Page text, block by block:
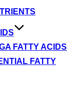
FATTY ACIDS
FATTY